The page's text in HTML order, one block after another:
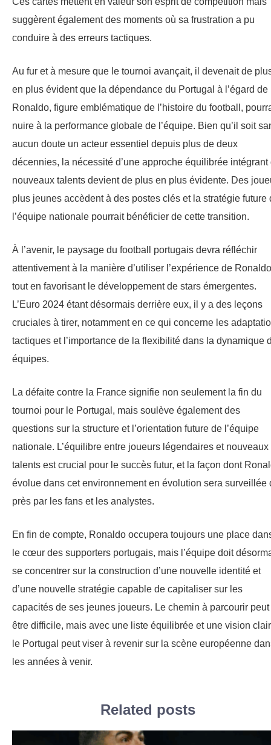
suggèrent également des moments où sa frustration a pu
conduire à des erreurs tactiques.
Au fur et à mesure que le tournoi avançait, il devenait de
en plus évident que la dépendance du Portugal à l’égard de
Ronaldo, figure emblématique de l’histoire du football,
nuire à la performance globale de l’équipe. Bien qu’il soit
aucun doute un acteur essentiel depuis plus de deux
décennies, la nécessité d’une approche équilibrée intégrant
nouveaux talents devient de plus en plus évidente. Des
plus jeunes accèdent à des postes clés et la stratégie future
l’équipe nationale pourrait bénéficier de cette transition.
À l’avenir, le paysage du football portugais devra réfléchir
attentivement à la manière d’utiliser l’expérience de Ronaldo
tout en favorisant le développement de stars émergentes.
L’Euro 2024 étant désormais derrière eux, il y a des leçons
cruciales à tirer, notamment en ce qui concerne les
tactiques et l’importance de la flexibilité dans la dynamique
équipes.
La défaite contre la France signifie non seulement la fin du
tournoi pour le Portugal, mais soulève également des
questions sur la structure et l’orientation future de l’équipe
nationale. L’équilibre entre joueurs légendaires et nouveaux
talents est crucial pour le succès futur, et la façon dont
évolue dans cet environnement en évolution sera surveillée
près par les fans et les analystes.
En fin de compte, Ronaldo occupera toujours une place
le cœur des supporters portugais, mais l’équipe doit
se concentrer sur la construction d’une nouvelle identité et
d’une nouvelle stratégie capable de capitaliser sur les
capacités de ses jeunes joueurs. Le chemin à parcourir peut
être difficile, mais avec une liste équilibrée et une vision
le Portugal peut viser à revenir sur la scène européenne
les années à venir.
Related posts